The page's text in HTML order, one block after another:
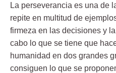
La perseverancia es una de
repite en multitud de
firmeza en las decisiones y la
cabo lo que se tiene que
humanidad en dos grandes
consiguen lo que se